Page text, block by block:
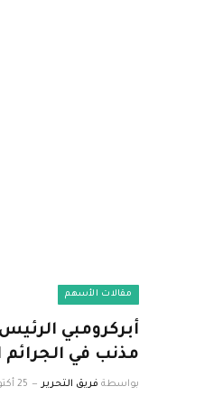
مقالات الأسهم
أبركرومبي
مذنب في
بواسطة فريق التحرير 25 أكتوبر، 2024